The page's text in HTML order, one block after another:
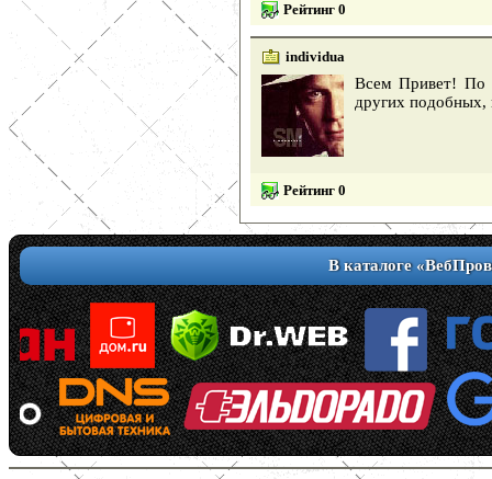
Рейтинг 0
individua
Всем Привет! По
других подобных,
Рейтинг 0
В каталоге